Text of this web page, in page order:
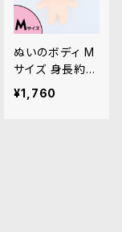
ぬいのボディ M
サイズ 身長約17
cm（縫製済みぬ
いぐるみ素体）｜
¥1,760